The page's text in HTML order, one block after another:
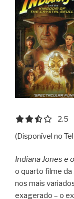
2.5
2.5
(Disponível no
Indiana Jones e
o quarto filme da
nos mais
exagerado – o